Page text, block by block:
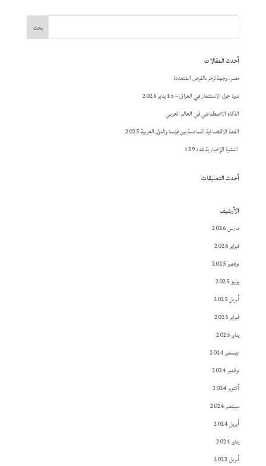
أحدث المقالات
مصر، وجهة تزخر بالفرص المتعددة
ندوة حول الاستثمار في العراق – 15 يناير 2026
الذكاء الاصطناعي في العالم العربي
القمة الاقتصادية السادسة بين فرنسا والدول العربية 2025
النشرة الإخبارية عدد 139
أحدث التعليقات
الأرشيف
مارس 2026
فبراير 2026
نوفمبر 2025
يوليو 2025
أبريل 2025
فبراير 2025
يناير 2025
ديسمبر 2024
نوفمبر 2024
أكتوبر 2024
سبتمبر 2024
أبريل 2024
يناير 2024
أبريل 2023